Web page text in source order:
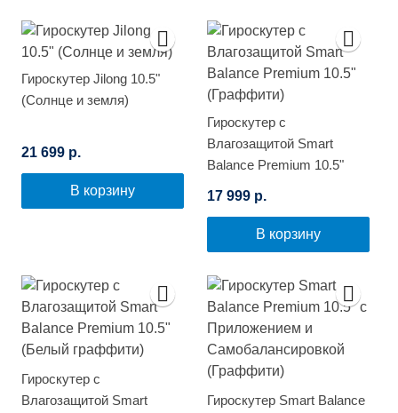
Гироскутер Jilong 10.5"
(Солнце и земля)
21 699 р.
В корзину
Гироскутер с
Влагозащитой Smart
Balance Premium 10.5"
17 999 р.
В корзину
Гироскутер с
Влагозащитой Smart
Гироскутер Smart Balance